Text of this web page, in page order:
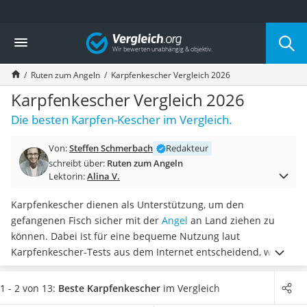
Die beliebtesten Vergleiche nach Kategorie
Freizeit & Sport
Gartentrampolin
Trampolin
Metalldetektor
Eufab-Fahrradträger
Trampolin 366 cm
Aluminium-Koffer
Futterboot
E-Bike-Dreirad
Trekkingschuhe Herren
Reisetasche mit Rollen
Klimmzugstation
Koffer
Nachtsichtgerät
Vergleich
Ruten zum Angeln Karpfenkescher Vergleich 2026
Karpfenkescher Vergleich 2026
Die besten Karpfen-Kescher im Vergleich.
Von:Steffen Schmerbach
Redakteur
schreibt über: Ruten zum Angeln
Lektorin:Alina V.
Karpfenkescher dienen als Unterstützung, um den
gefangenen Fisch sicher mit der Angel an Land ziehen zu
können. Dabei ist für eine bequeme Nutzung laut
Karpfenkescher-Tests aus dem Internet entscheidend, wie
lang der Stiel ist. Damit der Karpfen selbst nicht verletzt wird,
müssen Sie hingegenein ausreichend großes Netz
1 - 2 von 13: Beste Karpfenkescher im Vergleich